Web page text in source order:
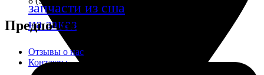
запчасти из сша
на заказ
Отзывы о нас
Контакты
Предпочтительный вид связи: